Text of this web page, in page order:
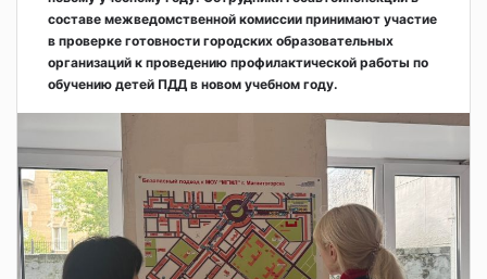
составе межведомственной комиссии принимают участие
в проверке готовности городских образовательных
организаций к проведению профилактической работы по
обучению детей ПДД в новом учебном году.